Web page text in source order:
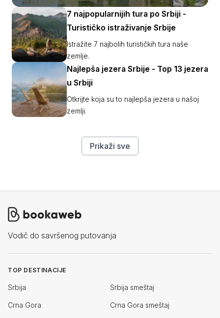
srednjovekovne Srbije.
7 najpopularnijih tura po Srbiji -
Turističko istraživanje Srbije
Istražite 7 najbolih turističkih tura naše
zemlje.
Najlepša jezera Srbije - Top 13 jezera
u Srbiji
Otkrijte koja su to najlepša jezera u našoj
zemlji.
Prikaži sve
Vodič do savršenog putovanja
TOP DESTINACIJE
Srbija Srbija smeštaj
Crna Gora Crna Gora smeštaj